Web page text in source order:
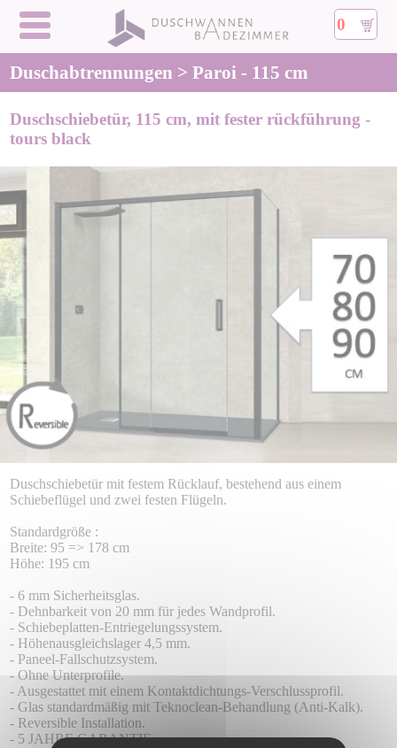
0
Duschabtrennungen > Paroi - 115 cm
Duschschiebetür, 115 cm, mit fester rückführung -
tours black
Duschschiebetür mit festem Rücklauf, bestehend aus einem
Schiebeflügel und zwei festen Flügeln.
Standardgröße :
Breite: 95 => 178 cm
Höhe: 195 cm
- 6 mm Sicherheitsglas.
- Dehnbarkeit von 20 mm für jedes Wandprofil.
- Schiebeplatten-Entriegelungssystem.
- Höhenausgleichslager 4,5 mm.
- Paneel-Fallschutzsystem.
- Ohne Unterprofile.
- Ausgestattet mit einem Kontaktdichtungs-Verschlussprofil.
- Glas standardmäßig mit Teknoclean-Behandlung (Anti-Kalk).
- Reversible Installation.
- 5 JAHRE GARANTIE.